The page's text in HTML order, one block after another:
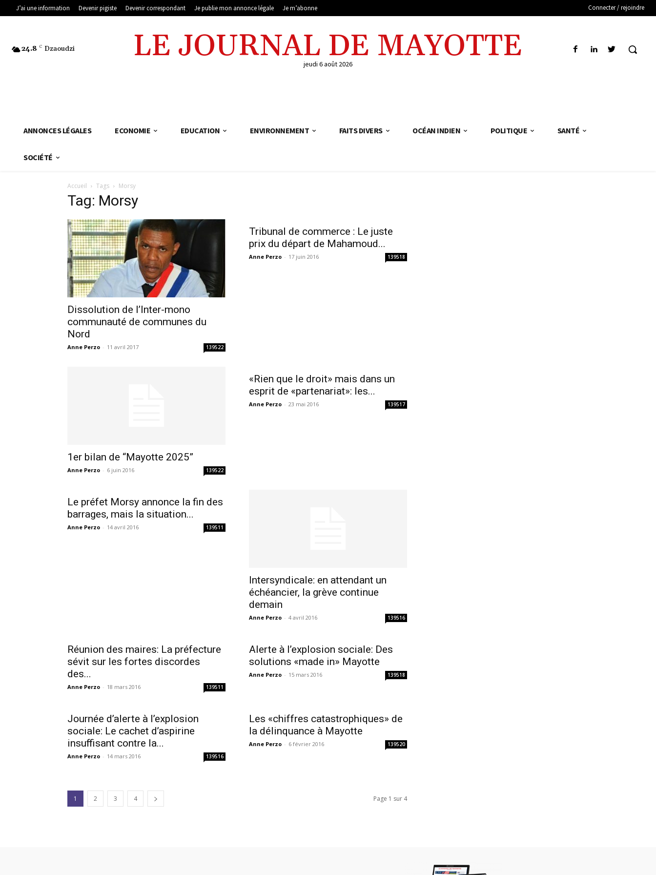
J’ai une information Devenir pigiste Devenir correspondant Je publie mon annonce légale Je m’abonne Connecter / rejoindre
24.8 C Dzaoudzi LE JOURNAL DE MAYOTTE
jeudi 6 août 2026
ANNONCES LÉGALES ECONOMIE EDUCATION ENVIRONNEMENT FAITS DIVERS OCÉAN INDIEN POLITIQUE SANTÉ
SOCIÉTÉ
Accueil Tags Morsy
Tag: Morsy
Dissolution de l’Inter-mono
communauté de communes du
Nord
Anne Perzo - 11 avril 2017 139522
Tribunal de commerce : Le juste
prix du départ de Mahamoud...
Anne Perzo - 17 juin 2016 139518
1er bilan de “Mayotte 2025”
Anne Perzo - 6 juin 2016 139522
«Rien que le droit» mais dans un
esprit de «partenariat»: les...
Anne Perzo - 23 mai 2016 139517
Le préfet Morsy annonce la fin des
barrages, mais la situation...
Anne Perzo - 14 avril 2016 139511
Intersyndicale: en attendant un
échéancier, la grève continue
demain
Anne Perzo - 4 avril 2016 139516
Réunion des maires: La préfecture
sévit sur les fortes discordes
des...
Anne Perzo - 18 mars 2016 139511
Alerte à l’explosion sociale: Des
solutions «made in» Mayotte
Anne Perzo - 15 mars 2016 139518
Journée d’alerte à l’explosion
sociale: Le cachet d’aspirine
insuffisant contre la...
Anne Perzo - 14 mars 2016 139516
Les «chiffres catastrophiques» de
la délinquance à Mayotte
Anne Perzo - 6 février 2016 139520
1 2 3 4 Page 1 sur 4